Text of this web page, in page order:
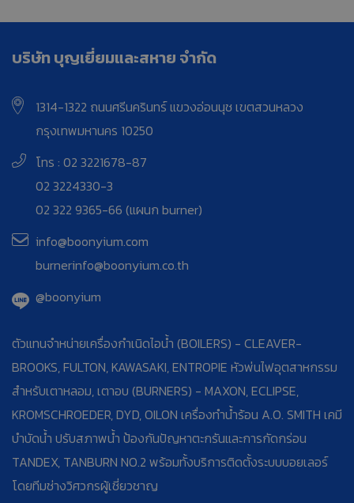
บริษัท บุญเยี่ยมและสหาย จำกัด
1314-1322 ถนนศรีนครินทร์ แขวงอ่อนนุช เขตสวนหลวง
กรุงเทพมหานคร 10250
โทร : 02 3221678-87
02 3224330-3
02 322 9365-66 (แผนก burner)
info@boonyium.com
burnerinfo@boonyium.co.th
@boonyium
ตัวแทนจำหน่ายเครื่องกำเนิดไอน้ำ (BOILERS) - CLEAVER-
BROOKS, FULTON, KAWASAKI, ENTROPIE หัวพ่นไฟอุตสาหกรรม
สำหรับเตาหลอม, เตาอบ (BURNERS) - MAXON, ECLIPSE,
KROMSCHROEDER, DYD, OILON เครื่องทำน้ำร้อน A.O. SMITH เคมี
บำบัดน้ำ ปรับสภาพน้ำ ป้องกันปัญหาตะกรันและการกัดกร่อน
TANDEX, TANBURN NO.2 พร้อมทั้งบริการติดตั้งระบบบอยเลอร์
โดยทีมช่างวิศวกรผู้เชี่ยวชาญ